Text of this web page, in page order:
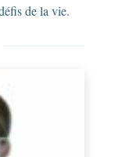
de la vie.